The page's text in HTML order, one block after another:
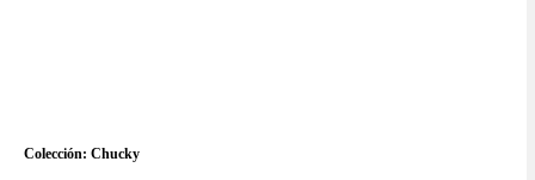
Colección: Chucky